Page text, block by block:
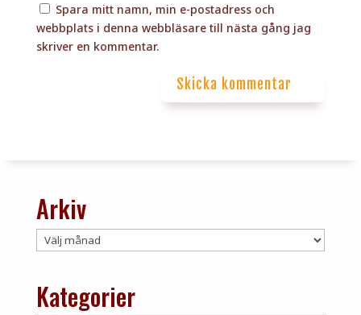
Spara mitt namn, min e-postadress och
webbplats i denna webbläsare till nästa gång jag
skriver en kommentar.
Skicka kommentar
Arkiv
Arkiv
Kategorier